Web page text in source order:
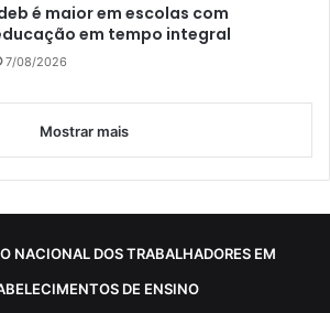
é maior em escolas com
em tempo integral
7/08/2026
Mostrar mais
NACIONAL DOS TRABALHADORES EM
DE ENSINO